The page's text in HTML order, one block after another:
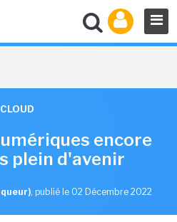
CLOUD
encore
plein d'avenir
, publié le 02 Décembre 2022